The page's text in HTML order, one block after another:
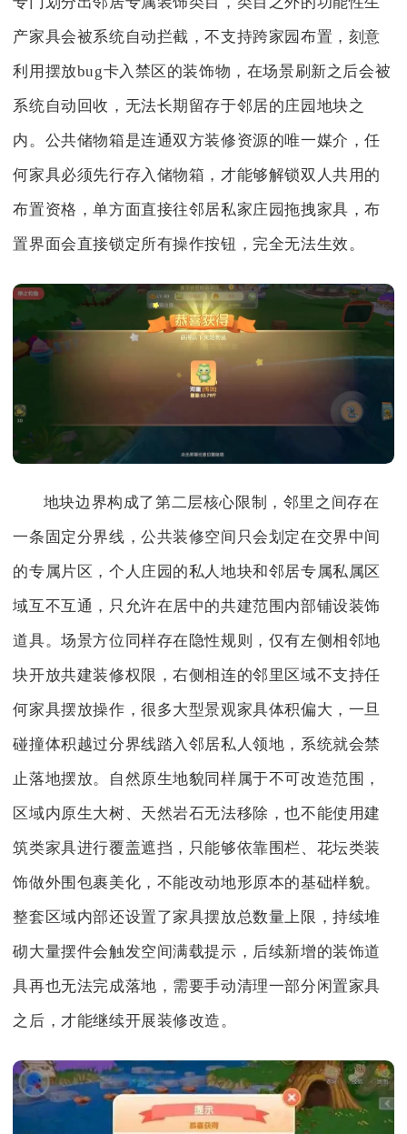
产家具会被系统自动拦截，不支持跨家园布置，刻意
利用摆放bug卡入禁区的装饰物，在场景刷新之后会被
系统自动回收，无法长期留存于邻居的庄园地块之
内。公共储物箱是连通双方装修资源的唯一媒介，任
何家具必须先行存入储物箱，才能够解锁双人共用的
布置资格，单方面直接往邻居私家庄园拖拽家具，布
置界面会直接锁定所有操作按钮，完全无法生效。
地块边界构成了第二层核心限制，邻里之间存在
一条固定分界线，公共装修空间只会划定在交界中间
的专属片区，个人庄园的私人地块和邻居专属私属区
域互不互通，只允许在居中的共建范围内部铺设装饰
道具。场景方位同样存在隐性规则，仅有左侧相邻地
块开放共建装修权限，右侧相连的邻里区域不支持任
何家具摆放操作，很多大型景观家具体积偏大，一旦
碰撞体积越过分界线踏入邻居私人领地，系统就会禁
止落地摆放。自然原生地貌同样属于不可改造范围，
区域内原生大树、天然岩石无法移除，也不能使用建
筑类家具进行覆盖遮挡，只能够依靠围栏、花坛类装
饰做外围包裹美化，不能改动地形原本的基础样貌。
整套区域内部还设置了家具摆放总数量上限，持续堆
砌大量摆件会触发空间满载提示，后续新增的装饰道
具再也无法完成落地，需要手动清理一部分闲置家具
之后，才能继续开展装修改造。